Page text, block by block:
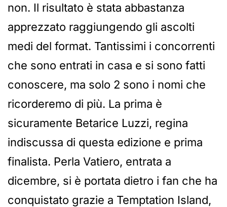
non. Il risultato è stata abbastanza
apprezzato raggiungendo gli ascolti
medi del format. Tantissimi i concorrenti
che sono entrati in casa e si sono fatti
conoscere, ma solo 2 sono i nomi che
ricorderemo di più. La prima è
sicuramente Betarice Luzzi, regina
indiscussa di questa edizione e prima
finalista. Perla Vatiero, entrata a
dicembre, si è portata dietro i fan che ha
conquistato grazie a Temptation Island,